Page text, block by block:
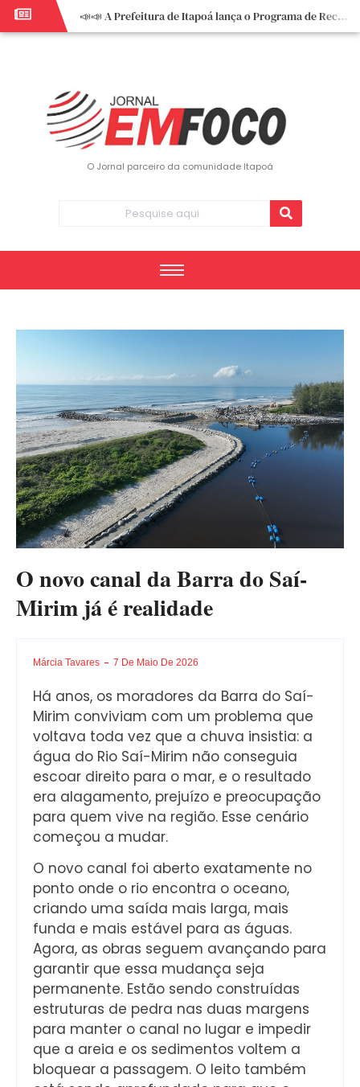
📣📣 A Prefeitura de Itapoá lança o Programa de Recuperação Fiscal (REFIS).
📢 Empreendedor do turismo, esta oportunidade é para você! Itapoá – SC.
O Jornal parceiro da comunidade Itapoá
O novo canal da Barra do Saí-
Mirim já é realidade
Márcia Tavares 7 De Maio De 2026
Há anos, os moradores da Barra do Saí-
Mirim conviviam com um problema que
voltava toda vez que a chuva insistia: a
água do Rio Saí-Mirim não conseguia
escoar direito para o mar, e o resultado
era alagamento, prejuízo e preocupação
para quem vive na região. Esse cenário
começou a mudar.
O novo canal foi aberto exatamente no
ponto onde o rio encontra o oceano,
criando uma saída mais larga, mais
funda e mais estável para as águas.
Agora, as obras seguem avançando para
garantir que essa mudança seja
permanente. Estão sendo construídas
estruturas de pedra nas duas margens
para manter o canal no lugar e impedir
que a areia e os sedimentos voltem a
bloquear a passagem. O leito também